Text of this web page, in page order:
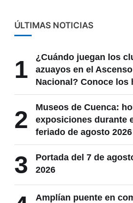
ÚLTIMAS NOTICIAS
1
¿Cuándo juegan los
azuayos en el Ascenso
Nacional? Conoce los
2
Museos de Cuenca:
exposiciones durante
feriado de agosto 2026
3
Portada del 7 de
2026
Amplían puente en